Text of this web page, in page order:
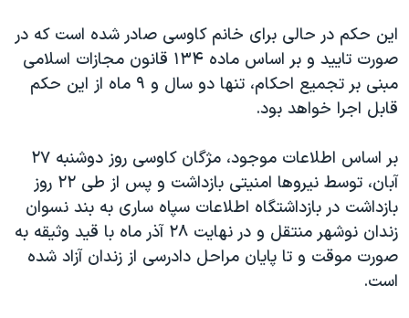
این حکم در حالی برای خانم کاوسی صادر شده است که در
صورت تایید و بر اساس ماده ۱۳۴ قانون مجازات اسلامی
مبنی بر تجمیع احکام، تنها دو سال و ۹ ماه از این حکم
قابل اجرا خواهد بود.
بر اساس اطلاعات موجود، مژگان کاوسی روز دوشنبە ٢٧
آبان، توسط نیروها امنیتی بازداشت و پس از طی ۲۲ روز
بازداشت در بازداشتگاه اطلاعات سپاه ساری به بند نسوان
زندان نوشهر منتقل و در نهایت ۲۸ آذر ماه با قید وثیقه به
صورت موقت و تا پایان مراحل دادرسی از زندان آزاد شده
است.